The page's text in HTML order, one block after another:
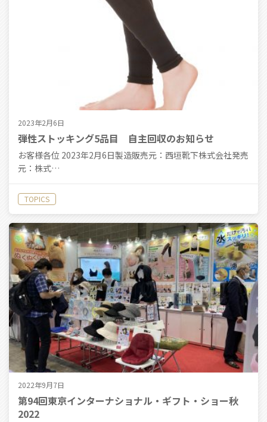
2023年2月6日
弾性ストッキング5品目 自主回収のお知らせ
お客様各位 2023年2月6日製造販売元：西垣靴下株式会社発売
元：株式…
TOPICS
2022年9月7日
第94回東京インターナショナル・ギフト・ショー秋
2022